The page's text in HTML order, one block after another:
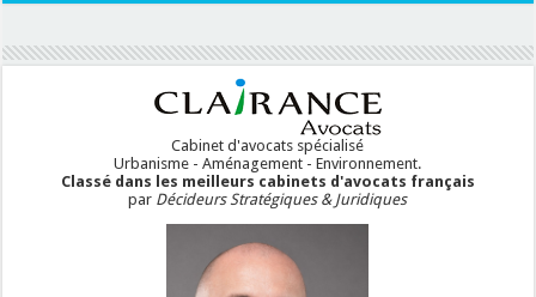
Cabinet d'avocats spécialisé
Urbanisme - Aménagement - Environnement.
Classé dans les meilleurs cabinets d'avocats français
par Décideurs Stratégiques & Juridiques